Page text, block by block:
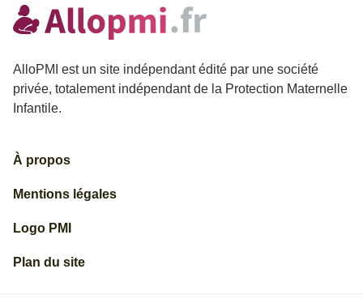
AlloPMI est un site indépendant édité par une société
privée, totalement indépendant de la Protection Maternelle
Infantile.
À propos
Mentions légales
Logo PMI
Plan du site